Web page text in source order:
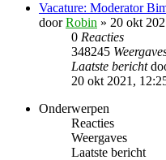
Vacature: Moderator
doorRobin » 20 okt
0 Reacties
348245
Laatste bericht
20 okt 2021,
Onderwerpen
Reacties
Weergaves
Laatste bericht